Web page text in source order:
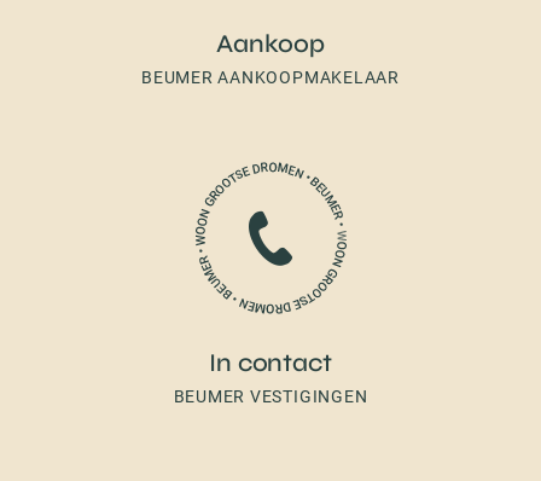
Aankoop
BEUMER AANKOOPMAKELAAR
In contact
BEUMER VESTIGINGEN